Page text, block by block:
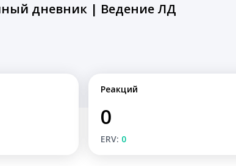
дневник | Ведение ЛД
Реакций
0
ERV: 0